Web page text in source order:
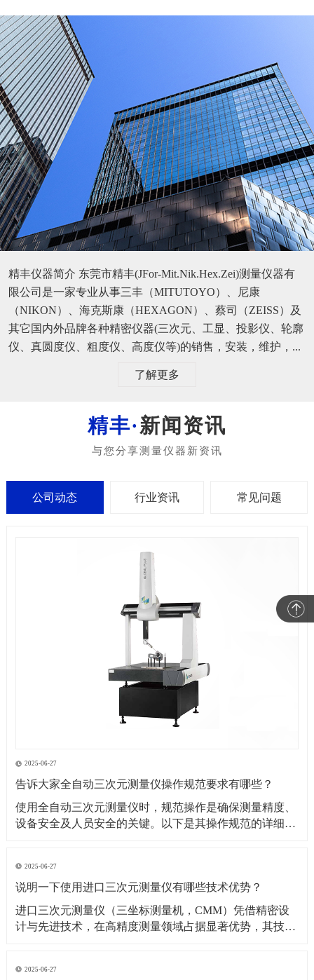
精丰仪器简介 东莞市精丰(JFor-Mit.Nik.Hex.Zei)测量仪器有
限公司是一家专业从事三丰（MITUTOYO）、尼康
（NIKON）、海克斯康（HEXAGON）、蔡司（ZEISS）及
其它国内外品牌各种精密仪器(三次元、工显、投影仪、轮廓
仪、真圆度仪、粗度仪、高度仪等)的销售，安装，维护，...
了解更多
新闻资讯
公司动态 行业资讯 常见问题
2025-06-27
告诉大家全自动三次元测量仪操作规范要求有哪些？
​使用全自动三次元测量仪时，规范操作是确保测量精度、
设备安全及人员安全的关键。以下是其操作规范的详细要
度控制在 40%~60% RH，避免温度剧烈波动或潮湿导致设
备变形、传感器失灵。防尘与防
2025-06-27
说明一下使用进口三次元测量仪有哪些技术优势？
​进口三次元测量仪（三坐标测量机，CMM）凭借精密设
计与先进技术，在高精度测量领域占据显著优势，其技术
辨率与重复性：进口设备（如德国蔡司、美国 API、日本
2025-06-27